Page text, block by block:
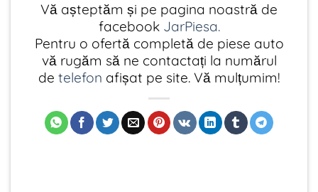
Vă așteptăm și pe pagina noastră de
facebook JarPiesa.
Pentru o ofertă completă de piese auto
vă rugăm să ne contactați la numărul
de telefon afișat pe site. Vă mulțumim!